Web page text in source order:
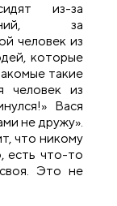
из-за
за
человек из
которые
такие
человек из
Вася
не дружу».
что никому
есть что-то
Это не